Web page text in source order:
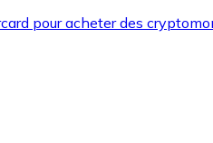
pour acheter des